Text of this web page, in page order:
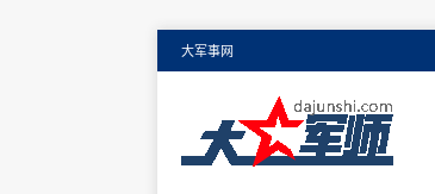
大军事网